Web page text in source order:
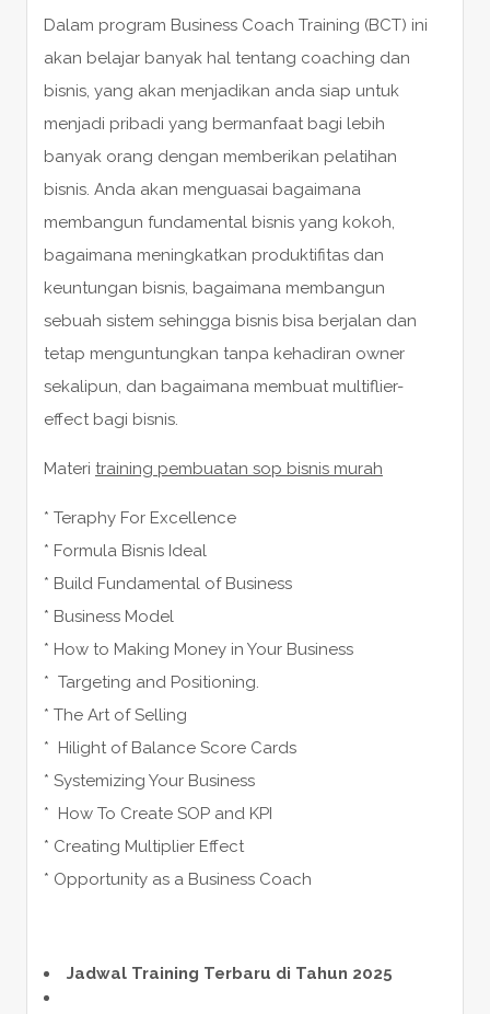
Dalam program Business Coach Training (BCT) ini
akan belajar banyak hal tentang coaching dan
bisnis, yang akan menjadikan anda siap untuk
menjadi pribadi yang bermanfaat bagi lebih
banyak orang dengan memberikan pelatihan
bisnis. Anda akan menguasai bagaimana
membangun fundamental bisnis yang kokoh,
bagaimana meningkatkan produktifitas dan
keuntungan bisnis, bagaimana membangun
sebuah sistem sehingga bisnis bisa berjalan dan
tetap menguntungkan tanpa kehadiran owner
sekalipun, dan bagaimana membuat multiflier-
effect bagi bisnis.
Materi training pembuatan sop bisnis murah
* Teraphy For Excellence
* Formula Bisnis Ideal
* Build Fundamental of Business
* Business Model
* How to Making Money in Your Business
* Targeting and Positioning.
* The Art of Selling
* Hilight of Balance Score Cards
* Systemizing Your Business
* How To Create SOP and KPI
* Creating Multiplier Effect
* Opportunity as a Business Coach
Jadwal Training Terbaru di Tahun 2025